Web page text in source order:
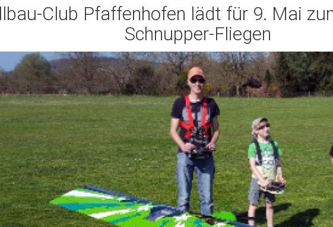
Club Pfaffenhofen lädt für 9. Mai
Schnupper-Fliegen